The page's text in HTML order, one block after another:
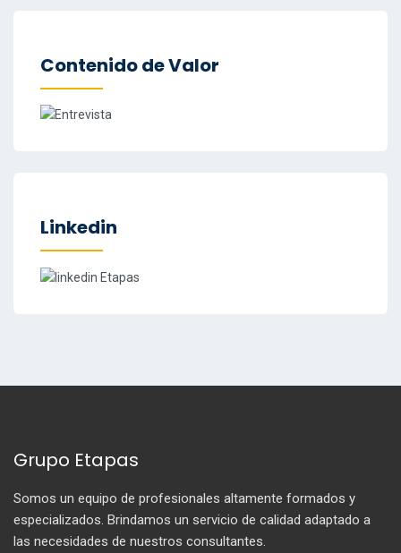
Contenido de Valor
Linkedin
Grupo Etapas
Somos un equipo de profesionales altamente formados y
especializados. Brindamos un servicio de calidad adaptado a
las necesidades de nuestros consultantes.